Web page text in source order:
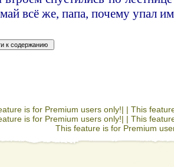
всё же, папа, почему упал
is for Premium users only!| | This
is for Premium users only!| | This
This feature is for Premium